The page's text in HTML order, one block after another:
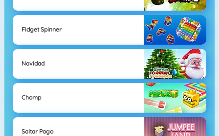
Fidget Spinner
Navidad
Chomp
Saltar Pogo